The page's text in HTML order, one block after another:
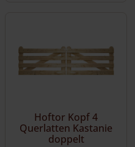
Hoftor Kopf 4
Querlatten Kastanie
doppelt